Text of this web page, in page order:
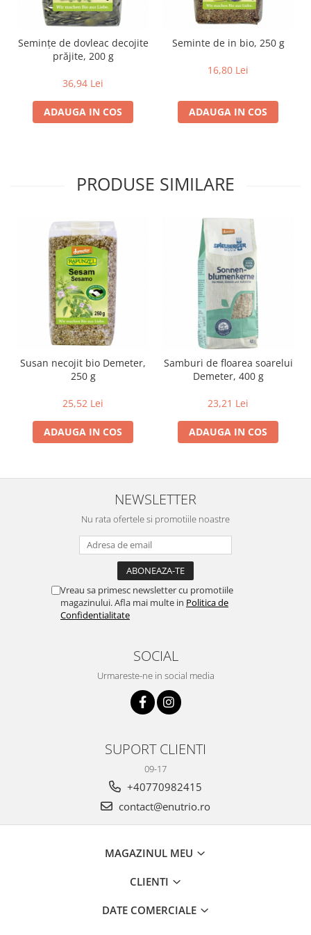
Lapte bio si bauturi vegetale
Sirop bio
Sucuri din fructe si legume bio
Superalimente bio
Uleiuri esentiale alimentare bio
Uleiuri Oxyguard
Seminţe de dovleac decojite
prăjite, 200 g
36,94 Lei
ADAUGA IN COS
Seminte de in bio, 250 g
16,80 Lei
ADAUGA IN COS
PRODUSE SIMILARE
Susan necojit bio Demeter,
250 g
25,52 Lei
ADAUGA IN COS
Samburi de floarea soarelui
Demeter, 400 g
23,21 Lei
ADAUGA IN COS
NEWSLETTER
Nu rata ofertele si promotiile noastre
Vreau sa primesc newsletter cu promotiile
magazinului. Afla mai multe in Politica de
Confidentialitate
SOCIAL
Urmareste-ne in social media
SUPORT CLIENTI
09-17
+40770982415
contact@enutrio.ro
MAGAZINUL MEU
CLIENTI
DATE COMERCIALE